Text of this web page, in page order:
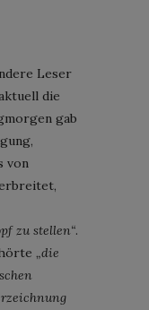
Leser
die
gab
von
zu stellen“.
„die